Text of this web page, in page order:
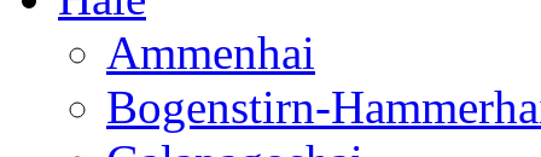
Ammenhai
Bogenstirn-